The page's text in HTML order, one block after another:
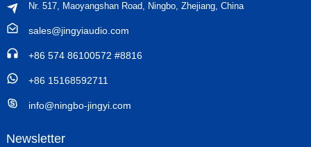
Nr. 517, Maoyangshan Road, Ningbo, Zhejiang, China
sales@jingyiaudio.com
+86 574 86100572 #8816
+86 15168592711
info@ningbo-jingyi.com
Newsletter